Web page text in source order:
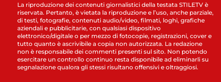
La riproduzione dei contenuti giornalistici della testata STILETV è
riservata. Pertanto, è vietata la riproduzione e l’uso, anche parziale,
di testi, fotografie, contenuti audio/video, filmati, loghi, grafiche
aziendali e pubblicitarie, con qualsiasi dispositivo
elettronico/digitale o per mezzo di fotocopie, registrazioni, cover e
tutto quanto è ascrivibile a copia non autorizzata. La redazione
non è responsabile dei commenti presenti sul sito. Non potendo
esercitare un controllo continuo resta disponibile ad eliminarli su
segnalazione qualora gli stessi risultano offensivi e oltraggiosi.